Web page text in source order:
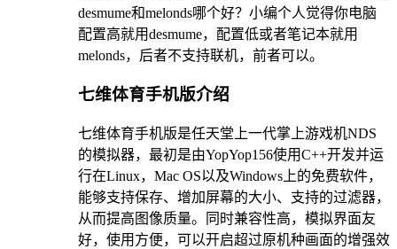
desmume和melonds哪个好？小编个人觉得你电脑
配置高就用desmume，配置低或者笔记本就用
melonds，后者不支持联机，前者可以。
七维体育手机版介绍
七维体育手机版是任天堂上一代掌上游戏机NDS
的模拟器，最初是由YopYop156使用C++开发并运
行在Linux，Mac OS以及Windows上的免费软件，
能够支持保存、增加屏幕的大小、支持的过滤器，
从而提高图像质量。同时兼容性高，模拟界面友
好，使用方便，可以开启超过原机种画面的增强效